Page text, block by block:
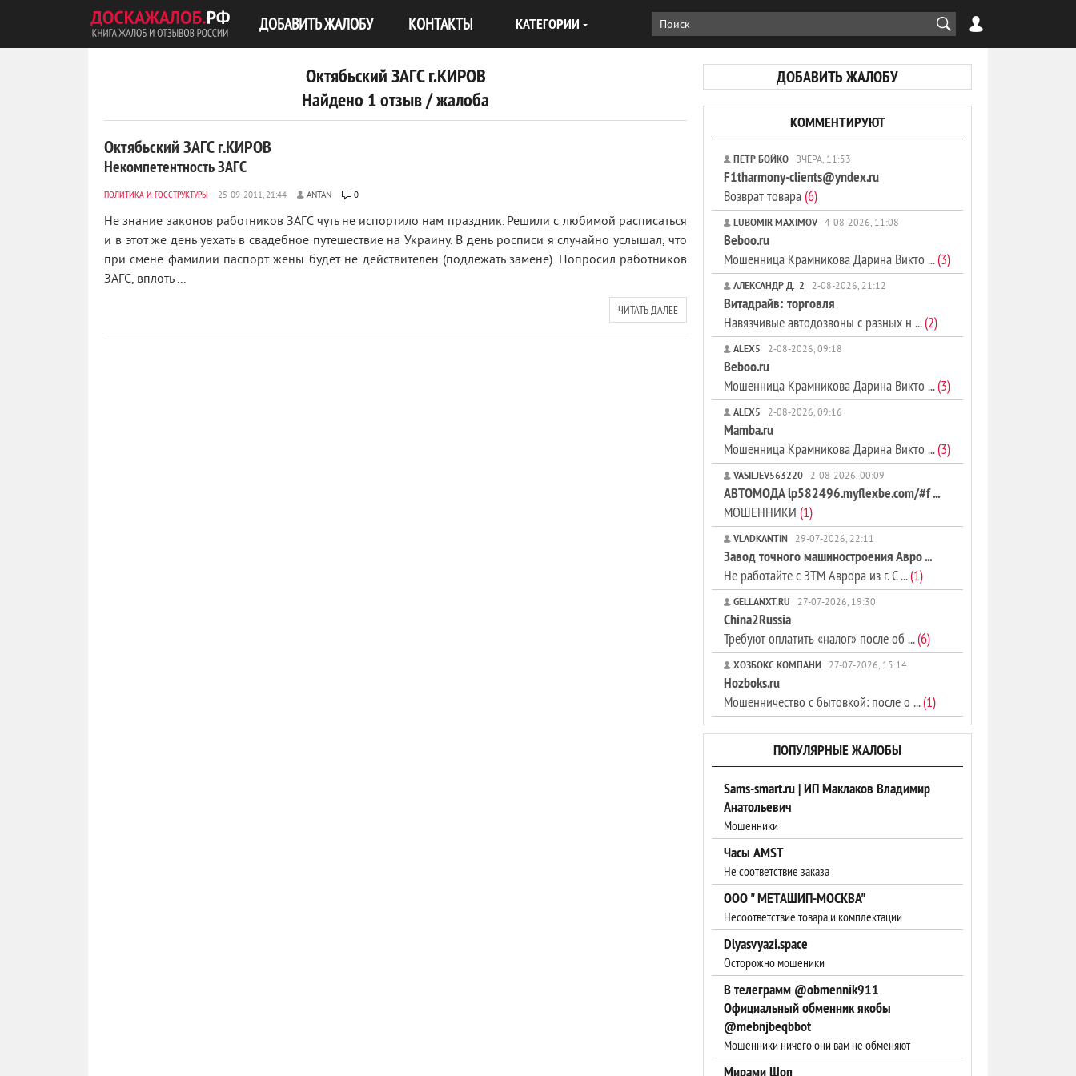
ДОБАВИТЬ ЖАЛОБУ КОНТАКТЫ КАТЕГОРИИ
ДОБАВИТЬ ЖАЛОБУ
Октябьский ЗАГС г.КИРОВ
Найдено 1 отзыв / жалоба
Октябьский ЗАГС г.КИРОВ
Некомпетентность ЗАГС
ПОЛИТИКА И ГОССТРУКТУРЫ ANTAN 0
Не знание законов работников ЗАГС чуть не испортило нам праздник. Решили с любимой расписаться
и в этот же день уехать в свадебное путешествие на Украину. В день росписи я случайно услышал, что
при смене фамилии паспорт жены будет не действителен (подлежать замене). Попросил работников
ЗАГС, вплоть ...
ЧИТАТЬ ДАЛЕЕ
КОММЕНТИРУЮТ
ПЁТР БОЙКО ВЧЕРА, 11:53
F1tharmony-clients@yndex.ru
Возврат товара(6)
LUBOMIR MAXIMOV 4-08-2026, 11:08
Beboo.ru
Мошенница Крамникова Дарина Викто ...(3)
АЛЕКСАНДР Д._2 2-08-2026, 21:12
Витадрайв: торговля
Навязчивые автодозвоны с разных н ...(2)
ALEX5 2-08-2026, 09:18
Beboo.ru
Мошенница Крамникова Дарина Викто ...(3)
ALEX5 2-08-2026, 09:16
Mamba.ru
Мошенница Крамникова Дарина Викто ...(3)
VASILJEV563220 2-08-2026, 00:09
АВТОМОДА lp582496.myflexbe.com/#f ...
МОШЕННИКИ (1)
VLADKANTIN 29-07-2026, 22:11
Завод точного машиностроения Авро ...
Не работайте с ЗТМ Аврора из г. С ...(1)
GELLANXT.RU 27-07-2026, 19:30
China2Russia
Требуют оплатить «налог» после об ...(6)
ХОЗБОКС КОМПАНИ 27-07-2026, 15:14
Hozboks.ru
Мошенничество с бытовкой: после о ...(1)
ПОПУЛЯРНЫЕ ЖАЛОБЫ
Sams-smart.ru | ИП Маклаков Владимир
Анатольевич
Мошенники
Часы AMST
Не соответствие заказа
ООО " МЕТАШИП-МОСКВА"
Несоответствие товара и комплектации
Dlyasvyazi.space
Oсторожно мошеники
В телеграмм @obmennik911
Официальный обменник якобы
@mebnjbeqbbot
Мошенники ничего они вам не обменяют
Мирами Шоп